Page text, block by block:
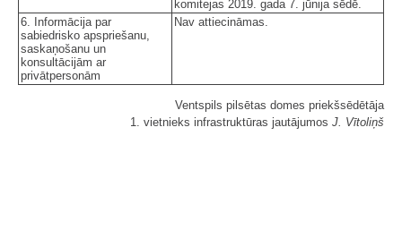
komitejas 2019. gada 7. jūnija sēdē.
6. Informācija par
sabiedrisko apspriešanu,
saskaņošanu un
konsultācijām ar
privātpersonām
Nav attiecināmas.
Ventspils pilsētas domes priekšsēdētāja
1. vietnieks infrastruktūras jautājumos J. Vītoliņš